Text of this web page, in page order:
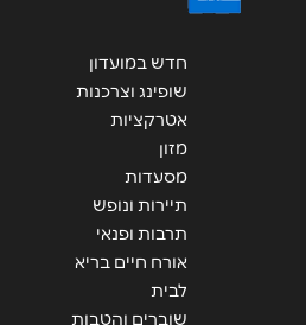
חדש במועדון
שופינג וצרכנות
אטרקציות
מזון
מסעדות
תיירות ונופש
תרבות ופנאי
אורח חיים בריא
לבית
שוברים והטבות